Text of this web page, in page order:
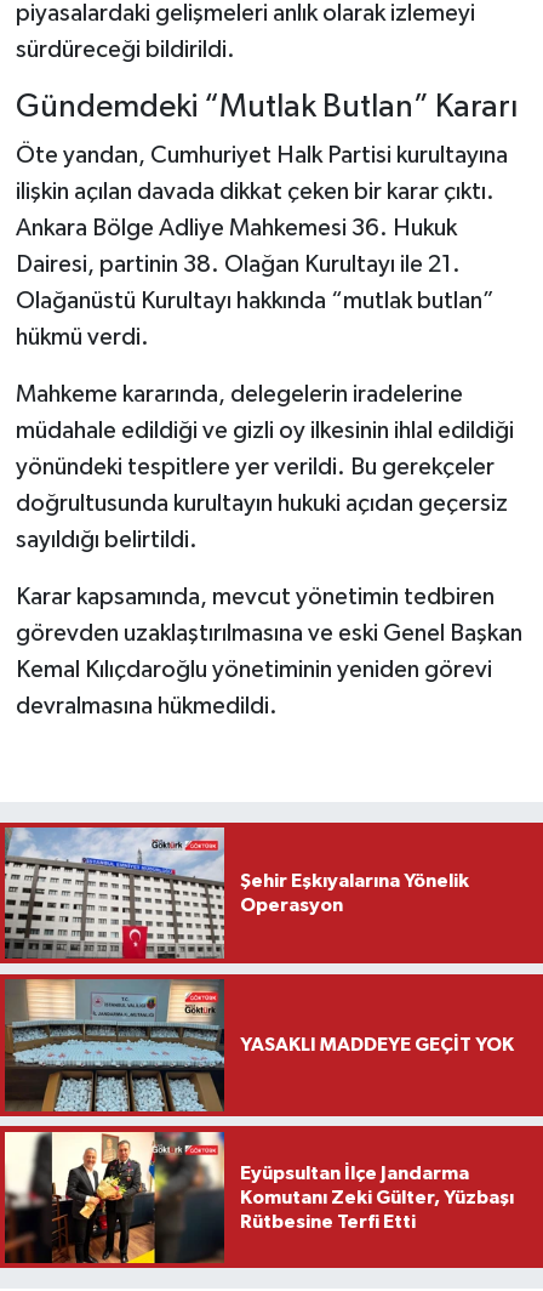
piyasalardaki gelişmeleri anlık olarak izlemeyi
sürdüreceği bildirildi.
Gündemdeki “Mutlak Butlan” Kararı
Öte yandan, Cumhuriyet Halk Partisi kurultayına
ilişkin açılan davada dikkat çeken bir karar çıktı.
Ankara Bölge Adliye Mahkemesi 36. Hukuk
Dairesi, partinin 38. Olağan Kurultayı ile 21.
Olağanüstü Kurultayı hakkında “mutlak butlan”
hükmü verdi.
Mahkeme kararında, delegelerin iradelerine
müdahale edildiği ve gizli oy ilkesinin ihlal edildiği
yönündeki tespitlere yer verildi. Bu gerekçeler
doğrultusunda kurultayın hukuki açıdan geçersiz
sayıldığı belirtildi.
Karar kapsamında, mevcut yönetimin tedbiren
görevden uzaklaştırılmasına ve eski Genel Başkan
Kemal Kılıçdaroğlu yönetiminin yeniden görevi
devralmasına hükmedildi.
Şehir Eşkıyalarına Yönelik
Operasyon
YASAKLI MADDEYE GEÇİT YOK
Eyüpsultan İlçe Jandarma
Komutanı Zeki Gülter, Yüzbaşı
Rütbesine Terfi Etti